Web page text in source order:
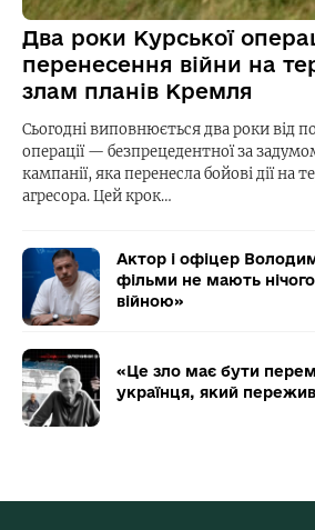
Два роки Курської
перенесення війни на
злам планів Кремля
Сьогодні виповнюється два роки від
операції — безпрецедентної за
кампанії, яка перенесла бойові дії на
агресора. Цей крок…
Актор і офіцер
фільми не мають нічого
війною»
«Це зло має бути
українця, який